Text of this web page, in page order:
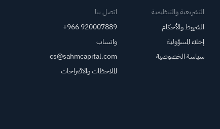
التشريعية والتنظيمية
الشروط والأحكام
إخلاء المسؤولية
سياسة الخصوصية
اتصل بنا
+966 920007889
واتساب
cs@sahmcapital.com
الملاحظات والاقتراحات